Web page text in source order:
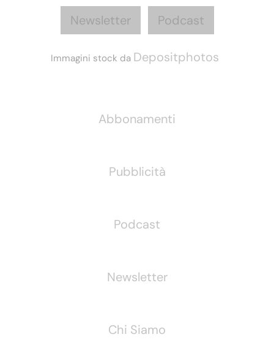
Newsletter Podcast
Immagini stock da Depositphotos
Abbonamenti
Pubblicità
Podcast
Newsletter
Chi Siamo